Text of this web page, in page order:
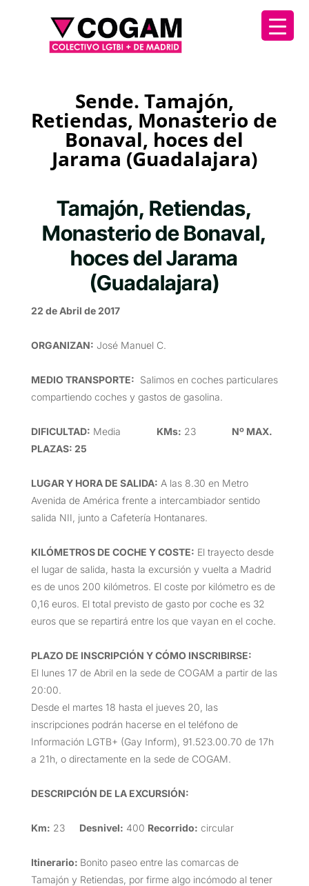
Sende. Tamajón,
Retiendas, Monasterio de
Bonaval, hoces del
Jarama (Guadalajara)
Tamajón, Retiendas,
Monasterio de Bonaval,
hoces del Jarama
(Guadalajara)
22 de Abril de 2017
ORGANIZAN: José Manuel C.
MEDIO TRANSPORTE: Salimos en coches particulares
compartiendo coches y gastos de gasolina.
DIFICULTAD: Media KMs: 23 Nº MAX.
PLAZAS: 25
LUGAR Y HORA DE SALIDA: A las 8.30 en Metro
Avenida de América frente a intercambiador sentido
salida NII, junto a Cafetería Hontanares.
KILÓMETROS DE COCHE Y COSTE: El trayecto desde
el lugar de salida, hasta la excursión y vuelta a Madrid
es de unos 200 kilómetros. El coste por kilómetro es de
0,16 euros. El total previsto de gasto por coche es 32
euros que se repartirá entre los que vayan en el coche.
PLAZO DE INSCRIPCIÓN Y CÓMO INSCRIBIRSE:
El lunes 17 de Abril en la sede de COGAM a partir de las
20:00.
Desde el martes 18 hasta el jueves 20, las
inscripciones podrán hacerse en el teléfono de
Información LGTB+ (Gay Inform), 91.523.00.70 de 17h
a 21h, o directamente en la sede de COGAM.
DESCRIPCIÓN DE LA EXCURSIÓN:
Km: 23Desnivel: 400 Recorrido: circular
Itinerario: Bonito paseo entre las comarcas de
Tamajón y Retiendas, por firme algo incómodo al tener